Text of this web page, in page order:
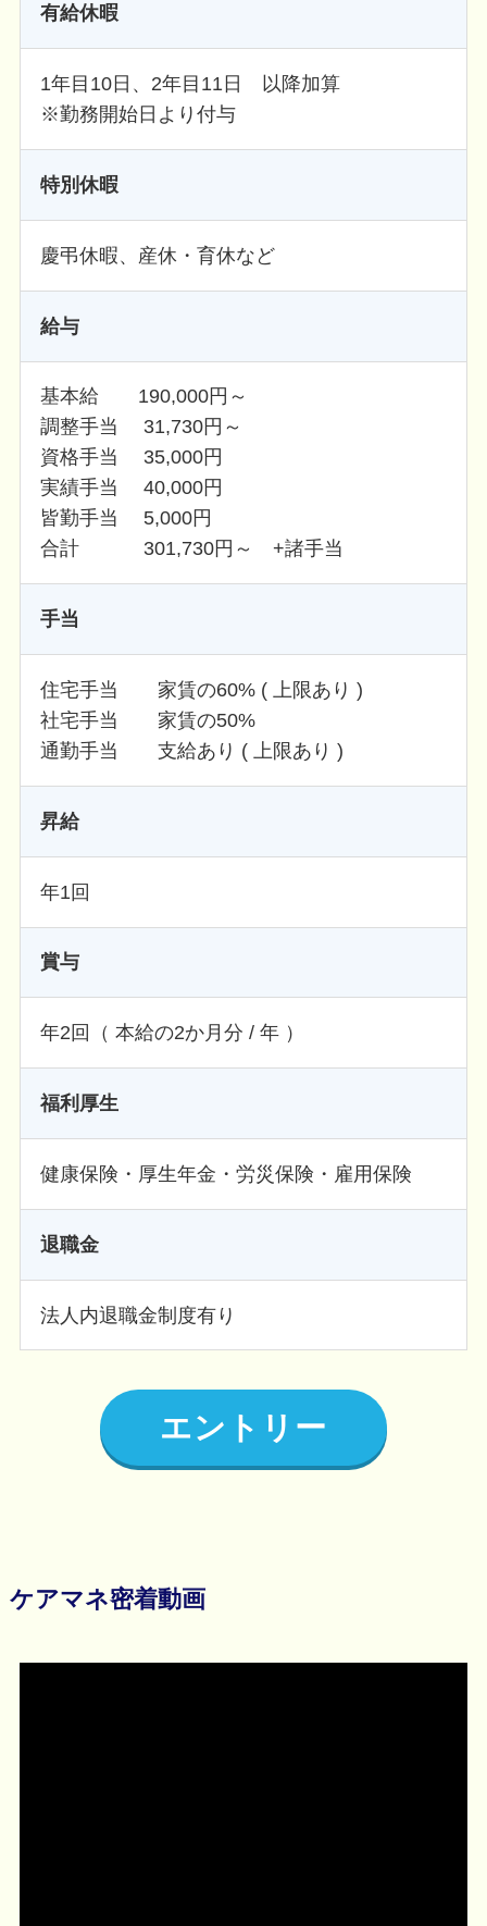
有給休暇
1年目10日、2年目11日 以降加算
※勤務開始日より付与
特別休暇
慶弔休暇、産休・育休など
給与
基本給 190,000円～
調整手当 31,730円～
資格手当 35,000円
実績手当 40,000円
皆勤手当 5,000円
合計 301,730円～ +諸手当
手当
住宅手当 家賃の60% ( 上限あり )
社宅手当 家賃の50%
通勤手当 支給あり ( 上限あり )
昇給
年1回
賞与
年2回（ 本給の2か月分 / 年 ）
福利厚生
健康保険・厚生年金・労災保険・雇用保険
退職金
法人内退職金制度有り
エントリー
ケアマネ密着動画